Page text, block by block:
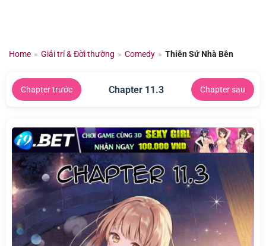
dungHome » Giải trí & Đời thường » Comedy » Thiên Sứ Nhà Bên
Chapter trước Chapter 11.3 Chapter sau